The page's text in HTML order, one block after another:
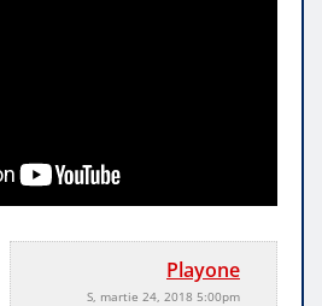
Playone
S, martie 24, 2018 5:00pm